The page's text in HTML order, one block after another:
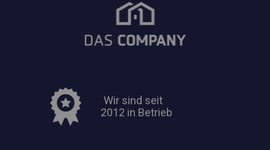
Wir sind seit
2012 in Betrieb